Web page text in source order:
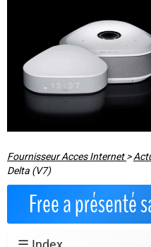
Fournisseur Acces Internet >
Delta (V7)
Free a présenté